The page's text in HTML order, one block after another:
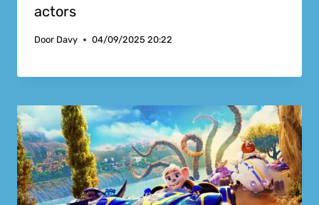
actors
Door Davy 04/09/2025 20:22